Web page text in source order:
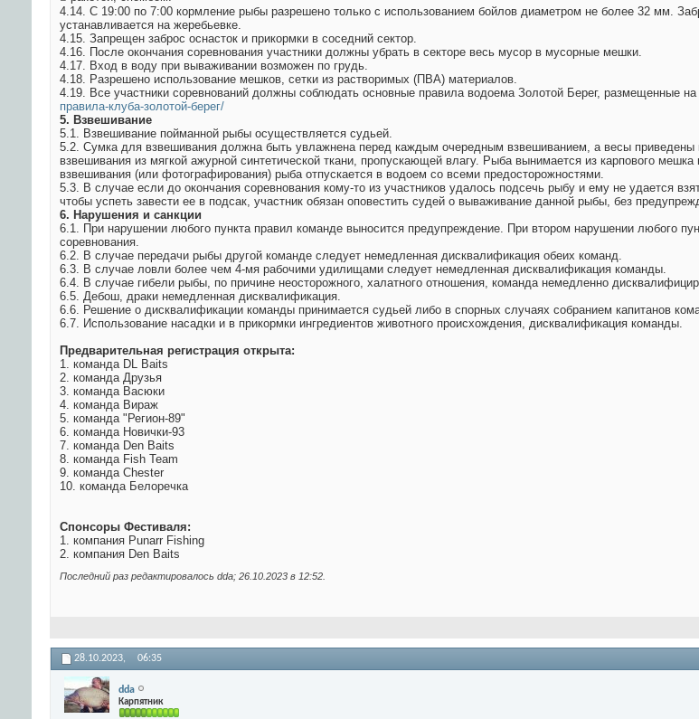
4.14. С 19:00 по 7:00 кормление рыбы разрешено только с использованием бойлов диаметром не более 32 мм.
устанавливается на жеребьевке.
4.15. Запрещен заброс оснасток и прикормки в соседний сектор.
4.16. После окончания соревнования участники должны убрать в секторе весь мусор в мусорные мешки.
4.17. Вход в воду при вываживании возможен по грудь.
4.18. Разрешено использование мешков, сетки из растворимых (ПВА) материалов.
4.19. Все участники соревнований должны соблюдать основные правила водоема Золотой Берег, размещенные
правила-клуба-золотой-берег/
5. Взвешивание
5.1. Взвешивание пойманной рыбы осуществляется судьей.
5.2. Сумка для взвешивания должна быть увлажнена перед каждым очередным взвешиванием, а весы приведены
взвешивания из мягкой ажурной синтетической ткани, пропускающей влагу. Рыба вынимается из карпового
взвешивания (или фотографирования) рыба отпускается в водоем со всеми предосторожностями.
5.3. В случае если до окончания соревнования кому-то из участников удалось подсечь рыбу и ему не удается
чтобы успеть завести ее в подсак, участник обязан оповестить судей о вываживание данной рыбы, без
6. Нарушения и санкции
6.1. При нарушении любого пункта правил команде выносится предупреждение. При втором нарушении любого
соревнования.
6.2. В случае передачи рыбы другой команде следует немедленная дисквалификация обеих команд.
6.3. В случае ловли более чем 4-мя рабочими удилищами следует немедленная дисквалификация команды.
6.4. В случае гибели рыбы, по причине неосторожного, халатного отношения, команда немедленно
6.5. Дебош, драки немедленная дисквалификация.
6.6. Решение о дисквалификации команды принимается судьей либо в спорных случаях собранием капитанов
6.7. Использование насадки и в прикормки ингредиентов животного происхождения, дисквалификация команды.
Предварительная регистрация открыта:
1. команда DL Baits
2. команда Друзья
3. команда Васюки
4. команда Вираж
5. команда "Регион-89"
6. команда Новички-93
7. команда Den Baits
8. команда Fish Team
9. команда Chester
10. команда Белоречка
Спонсоры Фестиваля:
1. компания Punarr Fishing
2. компания Den Baits
Последний раз редактировалось dda; 26.10.2023 в 12:52
28.10.2023, 06:35
dda
Карпятник